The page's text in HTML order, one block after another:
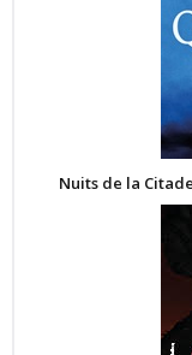
Nuits de la